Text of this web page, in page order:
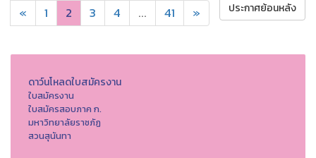
« 1 2 3 4 ... 41 » ประกาศย้อนหลัง
ดาว์นโหลดใบสมัครงาน
ใบสมัครงาน
ใบสมัครสอบภาค ก.
มหาวิทยาลัยราชภัฏ
สวนสุนันทา